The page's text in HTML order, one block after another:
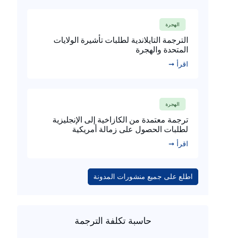
الهجرة
الترجمة التايلاندية لطلبات تأشيرة الولايات
المتحدة والهجرة
اقرأ ➞
الهجرة
ترجمة معتمدة من الكازاخية إلى الإنجليزية
لطلبات الحصول على زمالة أمريكية
اقرأ ➞
اطلع على جميع منشورات المدونة
حاسبة تكلفة الترجمة